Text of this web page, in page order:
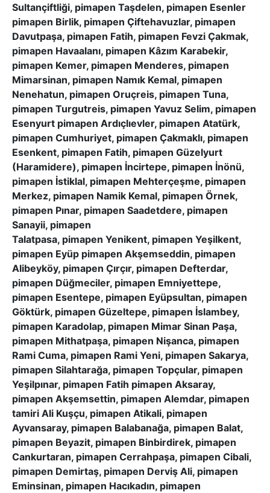
Sultançiftliği, pimapen Taşdelen, pimapen Esenler
pimapen Birlik, pimapen Çiftehavuzlar, pimapen
Davutpaşa, pimapen Fatih, pimapen Fevzi Çakmak,
pimapen Havaalanı, pimapen Kâzım Karabekir,
pimapen Kemer, pimapen Menderes, pimapen
Mimarsinan, pimapen Namık Kemal, pimapen
Nenehatun, pimapen Oruçreis, pimapen Tuna,
pimapen Turgutreis, pimapen Yavuz Selim, pimapen
Esenyurt pimapen Ardıçlıevler, pimapen Atatürk,
pimapen Cumhuriyet, pimapen Çakmaklı, pimapen
Esenkent, pimapen Fatih, pimapen Güzelyurt
(Haramidere), pimapen İncirtepe, pimapen İnönü,
pimapen İstiklal, pimapen Mehterçeşme, pimapen
Merkez, pimapen Namik Kemal, pimapen Örnek,
pimapen Pınar, pimapen Saadetdere, pimapen
Sanayii, pimapen
Talatpasa, pimapen Yenikent, pimapen Yeşilkent,
pimapen Eyüp pimapen Akşemseddin, pimapen
Alibeyköy, pimapen Çırçır, pimapen Defterdar,
pimapen Düğmeciler, pimapen Emniyettepe,
pimapen Esentepe, pimapen Eyüpsultan, pimapen
Göktürk, pimapen Güzeltepe, pimapen İslambey,
pimapen Karadolap, pimapen Mimar Sinan Paşa,
pimapen Mithatpaşa, pimapen Nişanca, pimapen
Rami Cuma, pimapen Rami Yeni, pimapen Sakarya,
pimapen Silahtarağa, pimapen Topçular, pimapen
Yeşilpınar, pimapen Fatih pimapen Aksaray,
pimapen Akşemsettin, pimapen Alemdar, pimapen
tamiri Ali Kuşçu, pimapen Atikali, pimapen
Ayvansaray, pimapen Balabanağa, pimapen Balat,
pimapen Beyazit, pimapen Binbirdirek, pimapen
Cankurtaran, pimapen Cerrahpaşa, pimapen Cibali,
pimapen Demirtaş, pimapen Derviş Ali, pimapen
Eminsinan, pimapen Hacıkadın, pimapen